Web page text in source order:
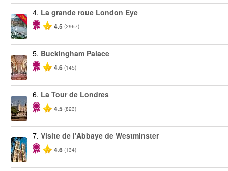
-25%
4. La grande roue London Eye
4.5 (2967)
5. Buckingham Palace
4.6 (145)
6. La Tour de Londres
4.5 (823)
7. Visite de l'Abbaye de Westminster
4.6 (134)